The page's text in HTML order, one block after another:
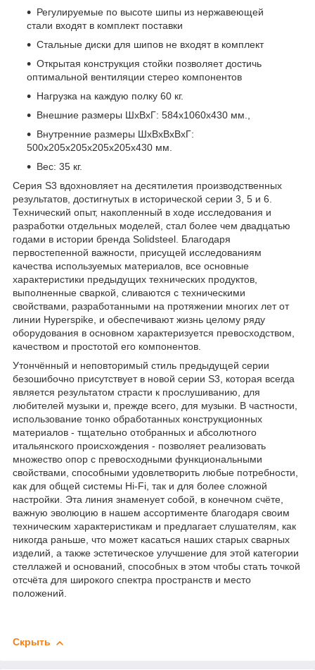
Регулируемые по высоте шипы из нержавеющей
стали входят в комплект поставки
Стальные диски для шипов не входят в комплект
Открытая конструкция стойки позволяет достичь
оптимальной вентиляции стерео компонентов
Нагрузка на каждую полку 60 кг.
Внешние размеры ШхВхГ: 584х1060х430 мм.,
Внутренние размеры ШхВхВхВхГ:
500х205х205х205х205х430 мм.
Вес: 35 кг.
Серия S3 вдохновляет на десятилетия производственных
результатов, достигнутых в исторической серии 3, 5 и 6.
Технический опыт, накопленный в ходе исследования и
разработки отдельных моделей, стал более чем двадцатью
годами в истории бренда Solidsteel. Благодаря
первостепенной важности, присущей исследованиям
качества используемых материалов, все основные
характеристики предыдущих технических продуктов,
выполненные сваркой, сливаются с техническими
свойствами, разработанными на протяжении многих лет от
линии Hyperspike, и обеспечивают жизнь целому ряду
оборудования в основном характеризуется превосходством,
качеством и простотой его компонентов.
Утончённый и неповторимый стиль предыдущей серии
безошибочно присутствует в новой серии S3, которая всегда
является результатом страсти к прослушиванию, для
любителей музыки и, прежде всего, для музыки. В частности,
использование тонко обработанных конструкционных
материалов - тщательно отобранных и абсолютного
итальянского происхождения - позволяет реализовать
множество опор с превосходными функциональными
свойствами, способными удовлетворить любые потребности,
как для общей системы Hi-Fi, так и для более сложной
настройки. Эта линия знаменует собой, в конечном счёте,
важную эволюцию в нашем ассортименте благодаря своим
техническим характеристикам и предлагает слушателям, как
никогда раньше, что может касаться наших старых сварных
изделий, а также эстетическое улучшение для этой категории
стеллажей и оснований, способных в этом чтобы стать точкой
отсчёта для широкого спектра пространств и место
положений.
Скрыть